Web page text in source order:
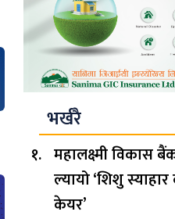
भर्खरै
महालक्ष्मी विकास
ल्यायो ‘शिशु स्याहार
केयर’